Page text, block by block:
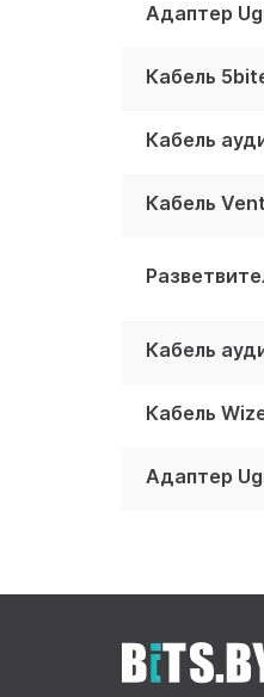
Адаптер
Кабель
Кабель
Кабель
Кабель
Адаптер